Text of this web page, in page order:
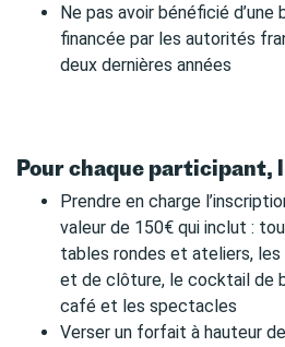
Ne pas avoir bénéficié
financée par les autorités
deux dernières années
Pour chaque participant,
Prendre en charge
valeur de 150€ qui inclut :
tables rondes et ateliers, les
et de clôture, le cocktail de
café et les spectacles
Verser un forfait à hauteur